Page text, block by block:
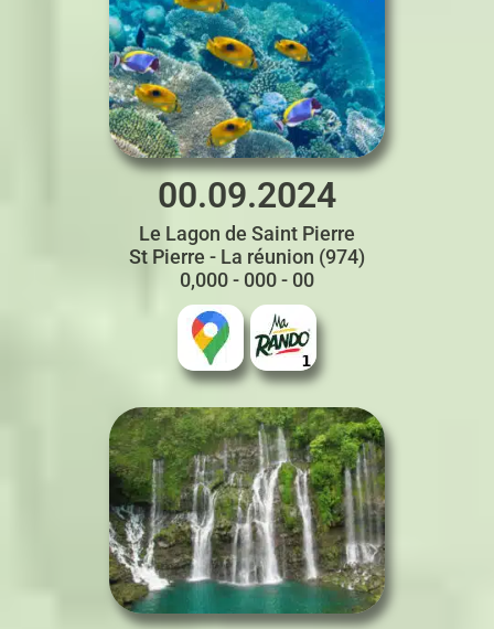
00.09.2024
Le Lagon de Saint Pierre
St Pierre - La réunion (974)
0,000 - 000 - 00